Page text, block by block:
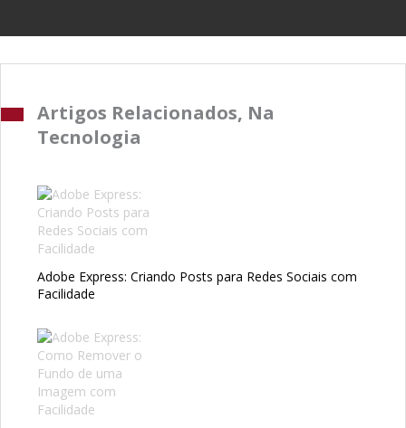
Artigos Relacionados, Na
Tecnologia
Adobe Express: Criando Posts para Redes Sociais com
Facilidade